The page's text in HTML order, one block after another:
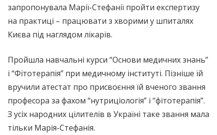
запропонувала Марії-Стефанії пройти експертизу
на практиці – працювати з хворими у шпиталях
Києва під наглядом лікарів.
Пройшла навчальні курси “Основи медичних знань”
і “Фітотерапія” при медичному інституті. Пізніше їй
вручили атестат про присвоєння їй вченого звання
професора за фахом “нутриціологія” і “фітотерапія”.
З усіх народних цілителів в Україні таке звання мала
тільки Марія-Стефанія.